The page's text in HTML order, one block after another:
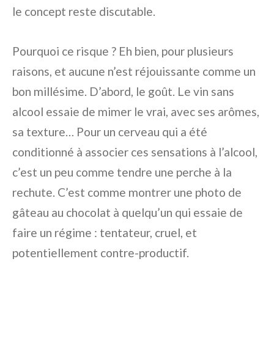
le concept reste discutable.
Pourquoi ce risque ? Eh bien, pour plusieurs
raisons, et aucune n’est réjouissante comme un
bon millésime. D’abord, le goût. Le vin sans
alcool essaie de mimer le vrai, avec ses arômes,
sa texture… Pour un cerveau qui a été
conditionné à associer ces sensations à l’alcool,
c’est un peu comme tendre une perche à la
rechute. C’est comme montrer une photo de
gâteau au chocolat à quelqu’un qui essaie de
faire un régime : tentateur, cruel, et
potentiellement contre-productif.